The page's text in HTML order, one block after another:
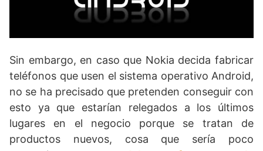
Sin embargo, en caso que Nokia decida fabricar
teléfonos que usen el sistema operativo Android,
no se ha precisado que pretenden conseguir con
esto ya que estarían relegados a los últimos
lugares en el negocio porque se tratan de
productos nuevos, cosa que sería poco